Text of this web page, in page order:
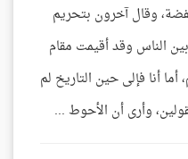
وقال آخرون بتحريم
الناس وقد أقيمت مقام
أنا فإلى حين التاريخ لم
وأرى أن الأحوط ...